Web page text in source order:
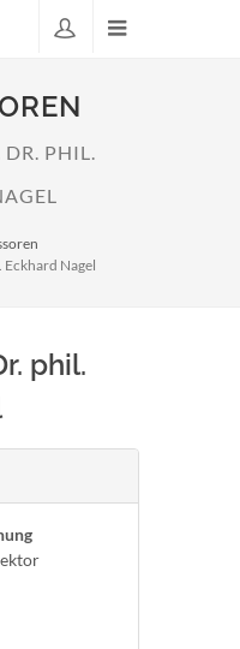
DR. PHIL.
Eckhard Nagel
phil.